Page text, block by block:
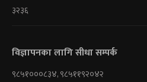
३२३६
विज्ञापनका लागि सीधा सम्पर्क
९८५१०००८३४, ९८५११९२०४२